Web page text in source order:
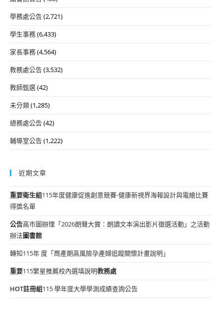
學務處公告(2,721)
學生事務(6,433)
家長事務(4,564)
教務處公告(3,532)
教師甄選(42)
未分類(1,285)
總務處公告(42)
輔導室公告(1,222)
近期文章
重要衛生組115年度健康促進創意競賽-健康新視界海報設計與電繪比賽
得獎名單
公告高市圖辦理「2026朗聲大賞：朗讀文本演出影片徵選活動」之活動
辦法圖書館
轉知115年 度「周產期高風險孕產婦追蹤關懷計畫說明」
重要115繁星推薦校內選填說明教務處
HOT註冊組115 學年度大學學測成績查詢公告